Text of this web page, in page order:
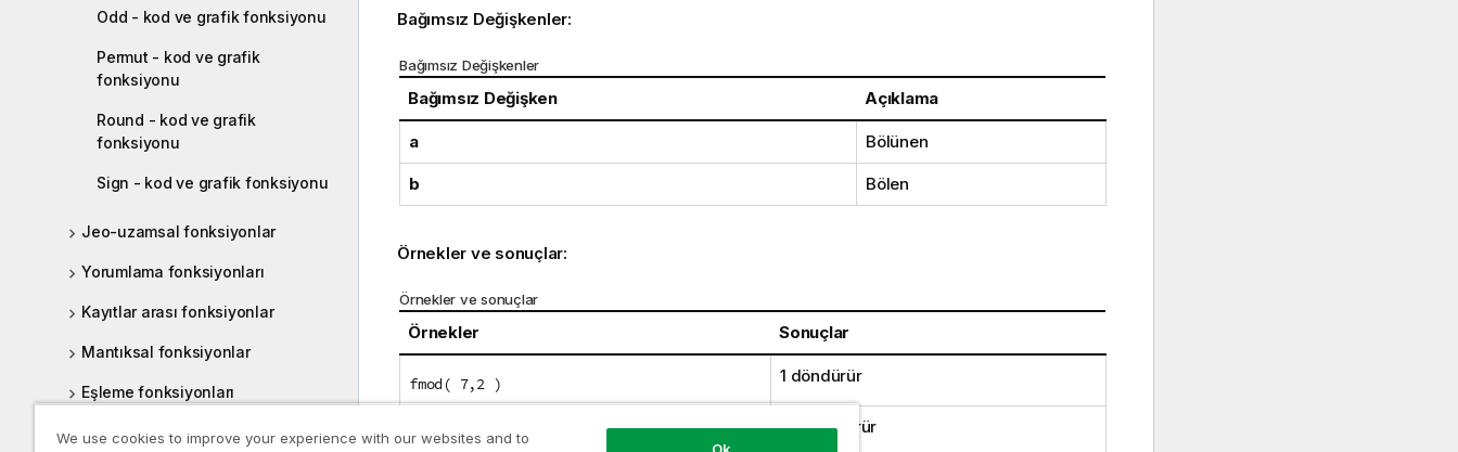
Odd - kod ve grafik fonksiyonu
Permut - kod ve grafik
fonksiyonu
Round - kod ve grafik
fonksiyonu
Sign - kod ve grafik fonksiyonu
Jeo-uzamsal fonksiyonlar
Yorumlama fonksiyonları
Kayıtlar arası fonksiyonlar
Mantıksal fonksiyonlar
Eşleme fonksiyonları
Matematiksel fonksiyonlar
Bağımsız Değişkenler:
Bağımsız Değişkenler
Bağımsız Değişken Açıklama
a Bölünen
b Bölen
Örnekler ve sonuçlar:
Örnekler ve sonuçlar
Örnekler Sonuçlar
fmod( 7,2 ) 1 döndürür
fmod( 7.5,2 ) 1,5 döndürür
We use cookies to improve your experience with our websites and to